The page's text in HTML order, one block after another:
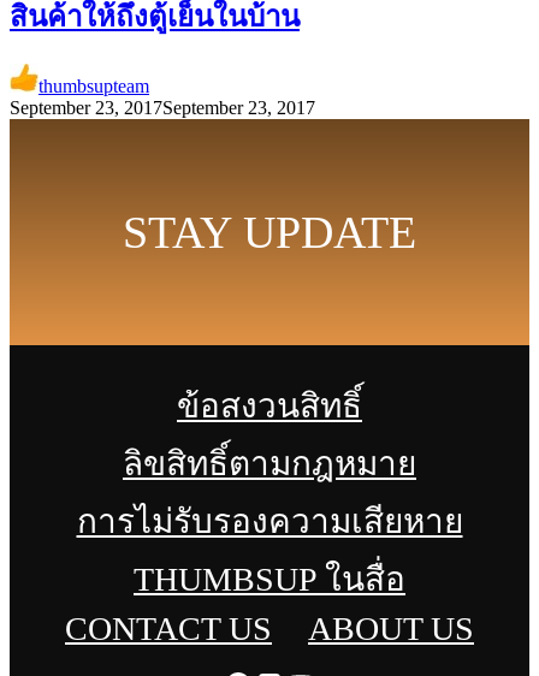
สินค้าให้ถึงตู้เย็นในบ้าน
thumbsupteam
September 23, 2017September 23, 2017
STAY UPDATE
ข้อสงวนสิทธิ์
ลิขสิทธิ์ตามกฎหมาย
การไม่รับรองความเสียหาย
THUMBSUP ในสื่อ
CONTACT US
ABOUT US